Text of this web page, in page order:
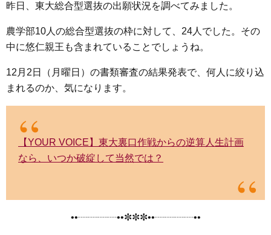
昨日、東大総合型選抜の出願状況を調べてみました。
農学部10人の総合型選抜の枠に対して、24人でした。その
中に悠仁親王も含まれていることでしょうね。
12月2日（月曜日）の書類審査の結果発表で、何人に絞り込
まれるのか、気になります。
【YOUR VOICE】東大裏口作戦からの逆算人生計画
なら、いつか破綻して当然では？
••┈┈┈┈••✼✼✼••┈┈┈┈••